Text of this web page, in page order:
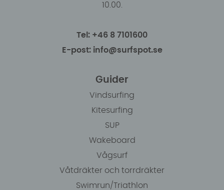
10.00.
Tel: +46 8 7101600
E-post: info@surfspot.se
Guider
Vindsurfing
Kitesurfing
SUP
Wakeboard
Vågsurf
Våtdräkter och torrdräkter
Swimrun/Triathlon